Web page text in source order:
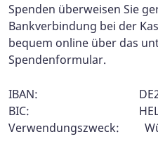
Spenden überweisen Sie
Bankverbindung bei der
bequem online über das
Spendenformular.
IBAN: DE25 5205
BIC:
Verwendungszweck: